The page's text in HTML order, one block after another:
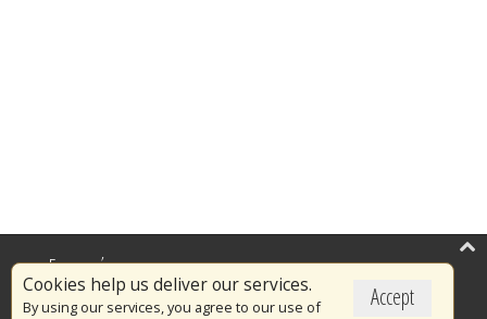
Accept
Cookies help us deliver our services.
By using our services, you agree to our use of
Επικαιρότητα
Το Πυροσβεστικό Σώμα